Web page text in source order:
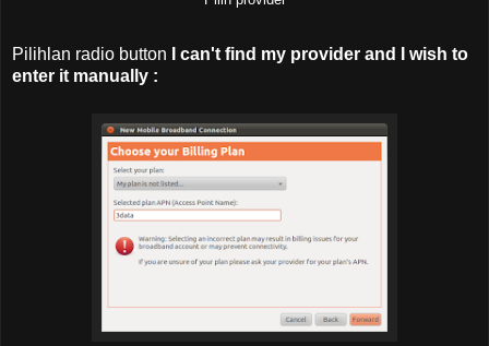
Pilihlan radio button
I can't find my provider and I wish to
enter it manually :